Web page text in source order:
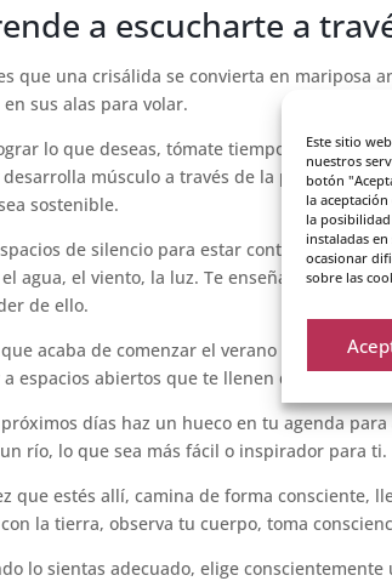
Este sitio
nuestros
botón
la
la
instaladas
ocasionar
sobre las
a escucharte a
que una crisálida se convierta en mariposa
sus alas para volar.
lo que deseas, tómate tiempo, hazte
desarrolla músculo a través de la práctica. De
sostenible.
de silencio para estar contigo. Ábrete
agua, el viento, la luz. Te enseñarán a
de ello.
acaba de comenzar el verano en el
espacios abiertos que te llenen de energía,
próximos días haz un hueco en tu agenda
río, lo que sea más fácil o inspirador para ti.
que estés allí, camina de forma consciente,
la tierra, observa tu cuerpo, toma
lo sientas adecuado, elige